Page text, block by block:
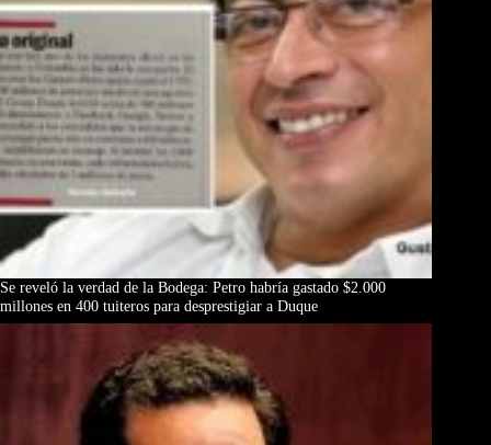
Se reveló la verdad de la Bodega: Petro habría gastado $2.000
millones en 400 tuiteros para desprestigiar a Duque